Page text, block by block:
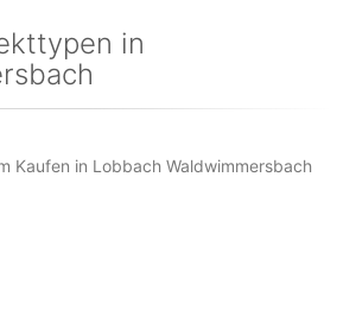
in
Kaufen in Lobbach Waldwimmersbach